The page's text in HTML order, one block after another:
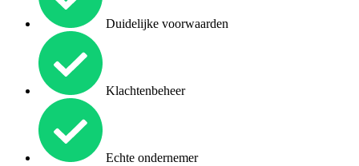
Duidelijke voorwaarden
Klachtenbeheer
Echte ondernemer